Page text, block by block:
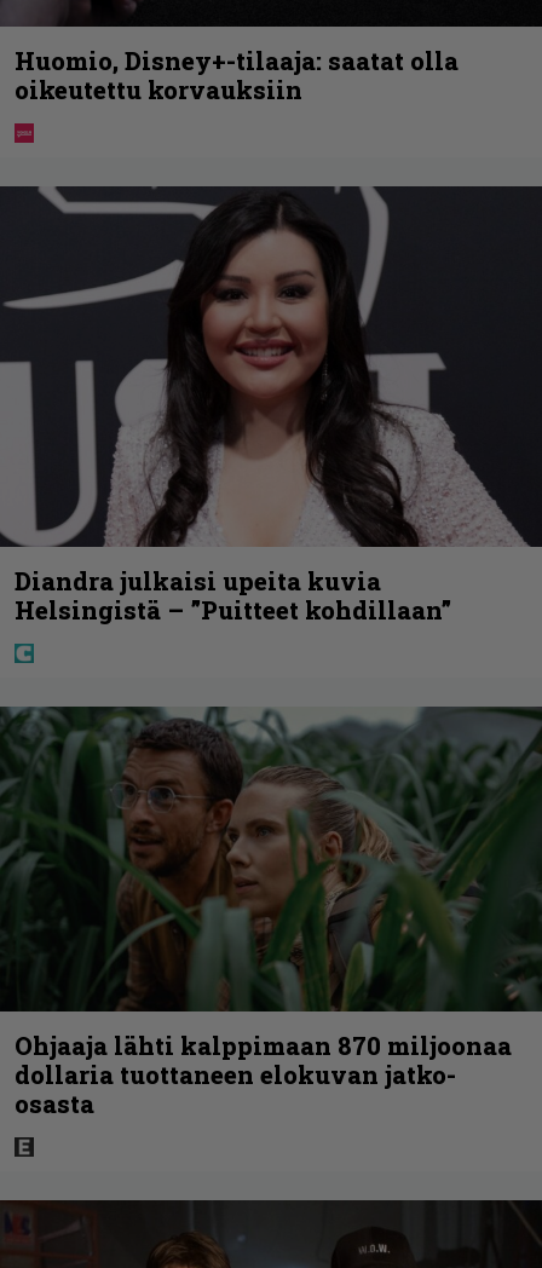
Huomio, Disney+-tilaaja: saatat olla
oikeutettu korvauksiin
Diandra julkaisi upeita kuvia
Helsingistä – ”Puitteet kohdillaan”
Ohjaaja lähti kalppimaan 870 miljoonaa
dollaria tuottaneen elokuvan jatko-
osasta